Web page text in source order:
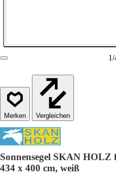
1/
Vergleichen
Sonnensegel SKAN HOLZ
434 x 400 cm, weiß